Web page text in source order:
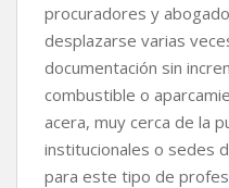
procuradores y
desplazarse varias
documentación sin
combustible o
acera, muy cerca de la
institucionales o sedes
para este tipo de